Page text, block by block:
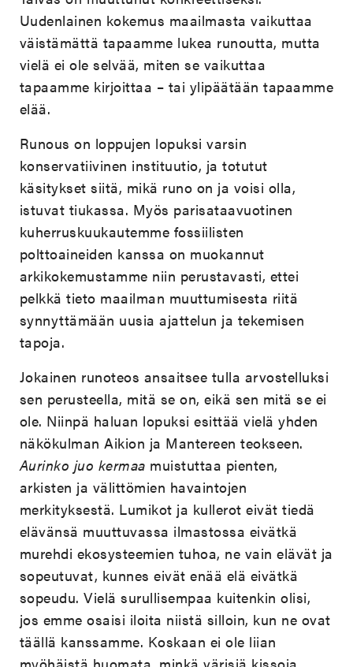
Uudenlainen kokemus maailmasta vaikuttaa
väistämättä tapaamme lukea runoutta, mutta
vielä ei ole selvää, miten se vaikuttaa
tapaamme kirjoittaa – tai ylipäätään tapaamme
elää.
Runous on loppujen lopuksi varsin
konservatiivinen instituutio, ja totutut
käsitykset siitä, mikä runo on ja voisi olla,
istuvat tiukassa. Myös parisataavuotinen
kuherruskuukautemme fossiilisten
polttoaineiden kanssa on muokannut
arkikokemustamme niin perustavasti, ettei
pelkkä tieto maailman muuttumisesta riitä
synnyttämään uusia ajattelun ja tekemisen
tapoja.
Jokainen runoteos ansaitsee tulla arvostelluksi
sen perusteella, mitä se on, eikä sen mitä se ei
ole. Niinpä haluan lopuksi esittää vielä yhden
näkökulman Aikion ja Mantereen teokseen.
Aurinko juo kermaa muistuttaa pienten,
arkisten ja välittömien havaintojen
merkityksestä. Lumikot ja kullerot eivät tiedä
elävänsä muuttuvassa ilmastossa eivätkä
murehdi ekosysteemien tuhoa, ne vain elävät ja
sopeutuvat, kunnes eivät enää elä eivätkä
sopeudu. Vielä surullisempaa kuitenkin olisi,
jos emme osaisi iloita niistä silloin, kun ne ovat
täällä kanssamme. Koskaan ei ole liian